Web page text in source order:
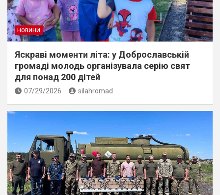
НОВИНИ
Яскраві моменти літа: у Доброславській
громаді молодь організувала серію свят
для понад 200 дітей
07/29/2026 silahromad